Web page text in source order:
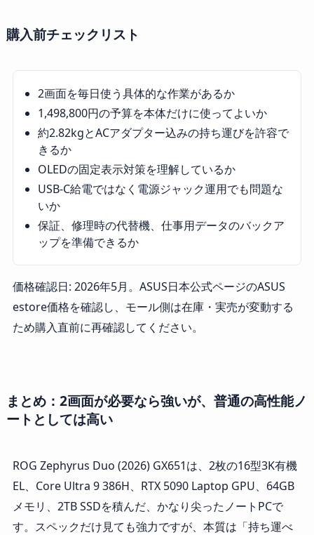
購入前チェックリスト
2画面を毎日使う具体的な作業があるか
1,498,800円の予算を本体だけに使ってよいか
約2.82kgとACアダプター込みの持ち運びを許容で
きるか
OLEDの固定表示対策を理解しているか
USB-C給電ではなく電源ジャック運用でも問題な
いか
保証、修理時の代替機、仕事用データのバックア
ップを準備できるか
価格確認日: 2026年5月。ASUS日本公式ページのASUS
estore価格を確認し、モール側は在庫・実売が変動する
ため購入直前に再確認してください。
まとめ：2画面が必要なら強いが、普通の高性能ノ
ートとしては高い
ROG Zephyrus Duo (2026) GX651は、2枚の16型3K有機
EL、Core Ultra 9 386H、RTX 5090 Laptop GPU、64GB
メモリ、2TB SSDを積んだ、かなり尖ったノートPCで
す。スペックだけ見ても強力ですが、本質は「持ち運べ